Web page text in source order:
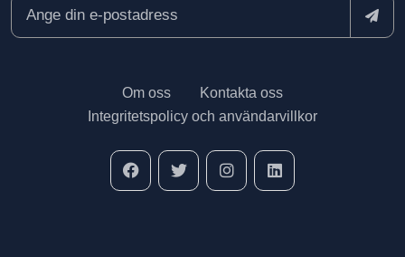
Om oss
Kontakta oss
Integritetspolicy och användarvillkor